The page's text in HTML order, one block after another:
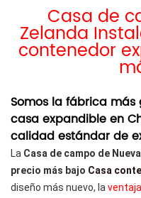
Casa de
Zelanda
contenedor
Somos la fábrica
casa expandible en
calidad estándar de
La Casa de campo de
precio más bajo Casa
diseño más nuevo, la